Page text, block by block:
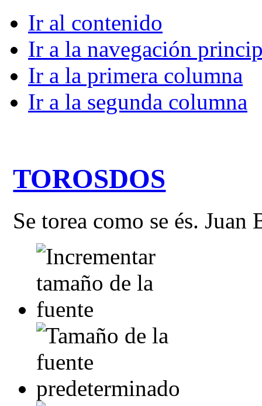
Ir al contenido
Ir a la navegación
Ir a la primera columna
Ir a la segunda columna
TOROSDOS
Se torea como se és. Juan